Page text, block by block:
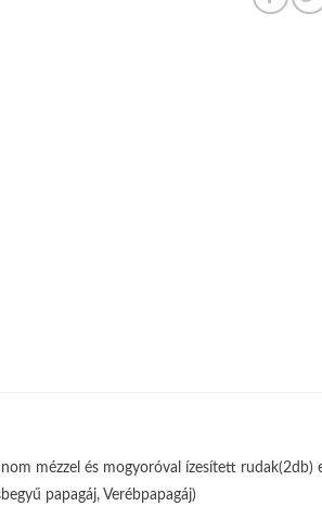
mézzel és mogyoróval ízesített
papagáj, Verébpapagáj)